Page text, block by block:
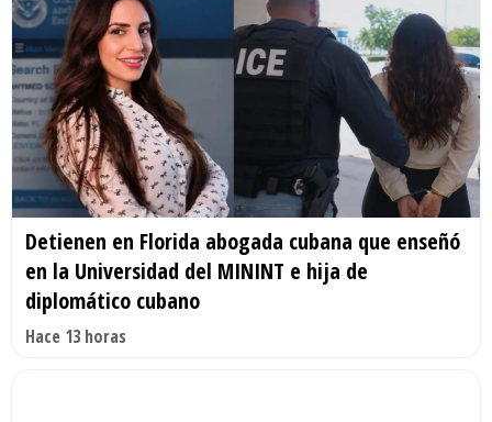
Detienen en Florida abogada cubana que enseñó
en la Universidad del MININT e hija de
diplomático cubano
Hace 13 horas